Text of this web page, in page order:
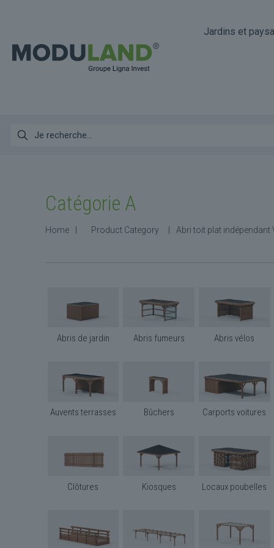
Jardins et
Catégorie A
Home Product Category Abri toit plat indépendant
Abris de jardin Abris fumeurs Abris vélos
Auvents terrasses Bûchers Carports voitures
Clôtures Kiosques Locaux poubelles